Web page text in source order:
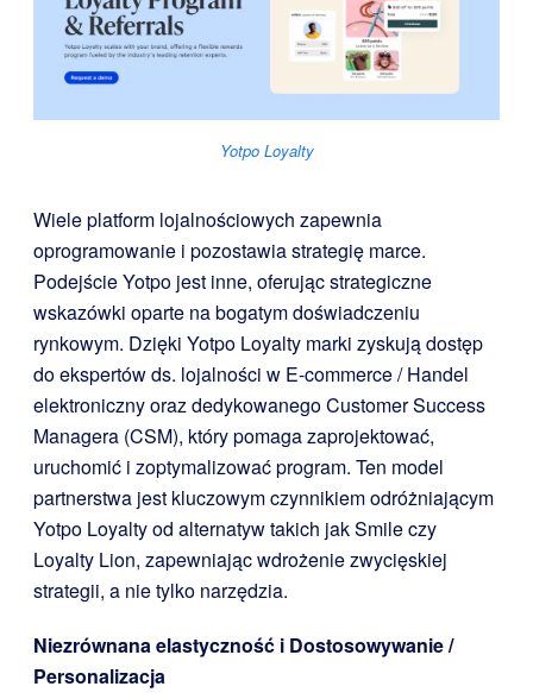
Yotpo Loyalty
Wiele platform lojalnościowych zapewnia
oprogramowanie i pozostawia strategię marce.
Podejście Yotpo jest inne, oferując strategiczne
wskazówki oparte na bogatym doświadczeniu
rynkowym. Dzięki Yotpo Loyalty marki zyskują dostęp
do ekspertów ds. lojalności w E-commerce / Handel
elektroniczny oraz dedykowanego Customer Success
Managera (CSM), który pomaga zaprojektować,
uruchomić i zoptymalizować program. Ten model
partnerstwa jest kluczowym czynnikiem odróżniającym
Yotpo Loyalty od alternatyw takich jak Smile czy
Loyalty Lion, zapewniając wdrożenie zwycięskiej
strategii, a nie tylko narzędzia.
Niezrównana elastyczność i Dostosowywanie /
Personalizacja